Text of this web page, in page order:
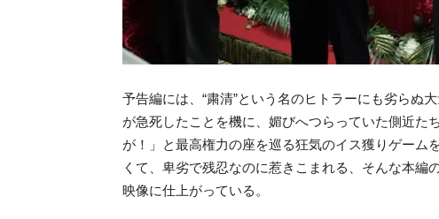
予告編には、“粛清”という名のヒトラーにも劣らぬ
が急死したことを機に、媚びへつらっていた側近た
が！」と最高権力の座を巡る狂気のイス獲りゲーム
くて、卑劣で残忍なのに惹きこまれる、そんな本編
映像に仕上がっている。